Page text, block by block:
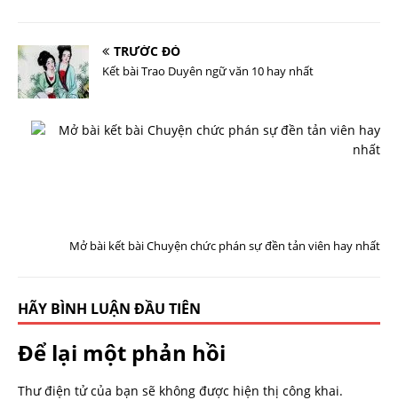
TRƯỚC ĐÓ
Kết bài Trao Duyên ngữ văn 10 hay nhất
Mở bài kết bài Chuyện chức phán sự đền tản viên hay nhất
HÃY BÌNH LUẬN ĐẦU TIÊN
Để lại một phản hồi
Thư điện tử của bạn sẽ không được hiện thị công khai.